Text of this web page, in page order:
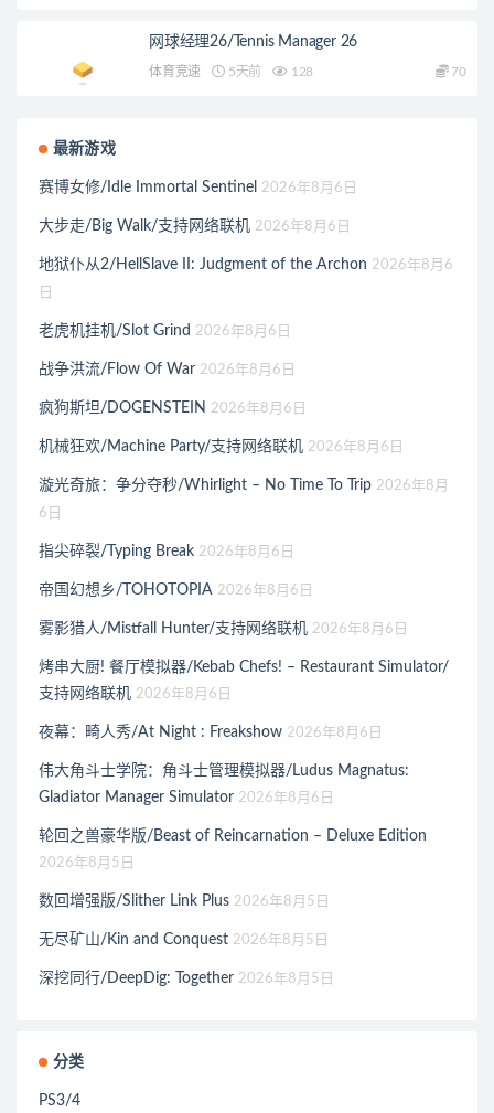
网球经理26/Tennis Manager 26
体育竞速 5天前 128 70
最新游戏
赛博女修/Idle Immortal Sentinel 2026年8月6日
大步走/Big Walk/支持网络联机 2026年8月6日
地狱仆从2/HellSlave II: Judgment of the Archon 2026年8月6
日
老虎机挂机/Slot Grind 2026年8月6日
战争洪流/Flow Of War 2026年8月6日
疯狗斯坦/DOGENSTEIN 2026年8月6日
机械狂欢/Machine Party/支持网络联机 2026年8月6日
漩光奇旅：争分夺秒/Whirlight – No Time To Trip 2026年8月
6日
指尖碎裂/Typing Break 2026年8月6日
帝国幻想乡/TOHOTOPIA 2026年8月6日
雾影猎人/Mistfall Hunter/支持网络联机 2026年8月6日
烤串大厨! 餐厅模拟器/Kebab Chefs! – Restaurant Simulator/
支持网络联机 2026年8月6日
夜幕：畸人秀/At Night : Freakshow 2026年8月6日
伟大角斗士学院：角斗士管理模拟器/Ludus Magnatus:
Gladiator Manager Simulator 2026年8月6日
轮回之兽豪华版/Beast of Reincarnation – Deluxe Edition
2026年8月5日
数回增强版/Slither Link Plus 2026年8月5日
无尽矿山/Kin and Conquest 2026年8月5日
深挖同行/DeepDig: Together 2026年8月5日
分类
PS3/4